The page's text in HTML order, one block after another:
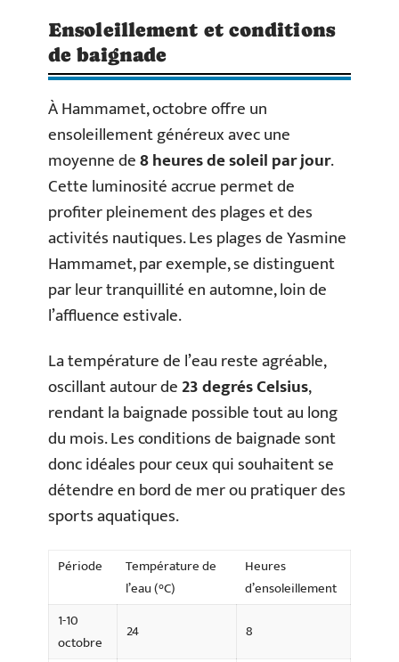
Ensoleillement et conditions
de baignade
À Hammamet, octobre offre un
ensoleillement généreux avec une
moyenne de8 heures de soleil par jour.
Cette luminosité accrue permet de
profiter pleinement des plages et des
activités nautiques. Les plages de Yasmine
Hammamet, par exemple, se distinguent
par leur tranquillité en automne, loin de
l’affluence estivale.
La température de l’eau reste agréable,
oscillant autour de23 degrés Celsius,
rendant la baignade possible tout au long
du mois. Les conditions de baignade sont
donc idéales pour ceux qui souhaitent se
détendre en bord de mer ou pratiquer des
sports aquatiques.
Période
Température de
l’eau (°C)
Heures
d’ensoleillement
1-10
octobre
24
8